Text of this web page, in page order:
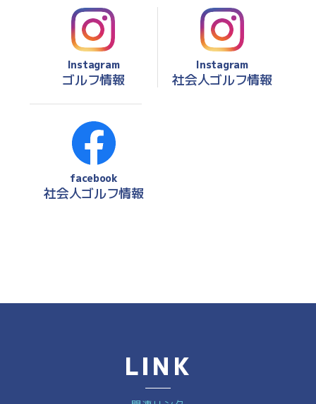
Instagram
ゴルフ情報
Instagram
社会人ゴルフ情報
facebook
社会人ゴルフ情報
LINK